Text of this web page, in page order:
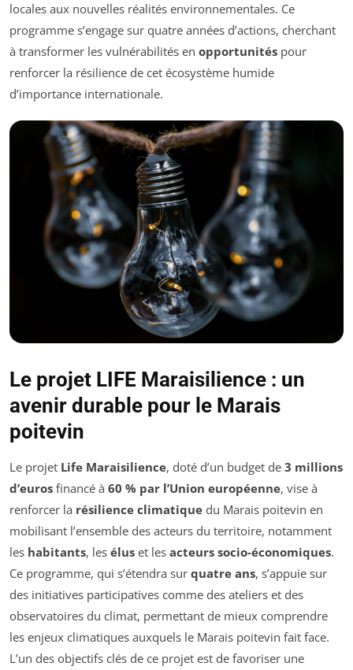
locales aux nouvelles réalités environnementales. Ce
programme s’engage sur quatre années d’actions, cherchant
à transformer les vulnérabilités en opportunités pour
renforcer la résilience de cet écosystème humide
d’importance internationale.
Le projet LIFE Maraisilience : un
avenir durable pour le Marais
poitevin
Le projet Life Maraisilience, doté d’un budget de 3 millions
d’euros financé à 60 % par l’Union européenne, vise à
renforcer la résilience climatique du Marais poitevin en
mobilisant l’ensemble des acteurs du territoire, notamment
les habitants, les élus et les acteurs socio-économiques.
Ce programme, qui s’étendra sur quatre ans, s’appuie sur
des initiatives participatives comme des ateliers et des
observatoires du climat, permettant de mieux comprendre
les enjeux climatiques auxquels le Marais poitevin fait face.
L’un des objectifs clés de ce projet est de favoriser une